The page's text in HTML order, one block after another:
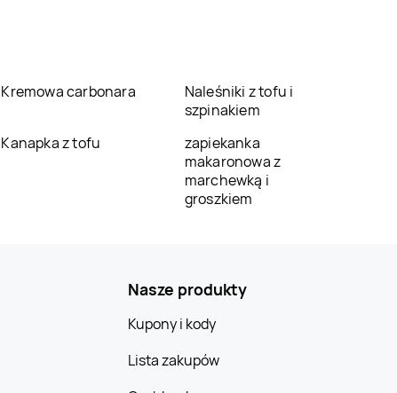
Kremowa carbonara
Naleśniki z tofu i
szpinakiem
Kanapka z tofu
zapiekanka
makaronowa z
marchewką i
groszkiem
Nasze produkty
Kupony i kody
Lista zakupów